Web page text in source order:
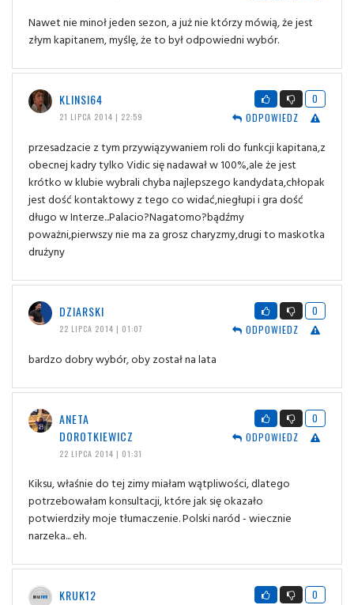
Nawet nie minoł jeden sezon, a już nie którzy mówią, że jest
złym kapitanem, myślę, że to był odpowiedni wybór.
KLINSI64
21 LIPCA 2014 | 22:59
0
ODPOWIEDZ
przesadzacie z tym przywiązywaniem roli do funkcji kapitana,z
obecnej kadry tylko Vidic się nadawał w 100%,ale że jest
krótko w klubie wybrali chyba najlepszego kandydata,chłopak
jest dość kontaktowy z tego co widać,niegłupi i gra dość
długo w Interze...Palacio?Nagatomo?bądźmy
poważni,pierwszy nie ma za grosz charyzmy,drugi to maskotka
drużyny
DZIARSKI
22 LIPCA 2014 | 01:07
0
ODPOWIEDZ
bardzo dobry wybór, oby został na lata
ANETA
DOROTKIEWICZ
22 LIPCA 2014 | 01:31
0
ODPOWIEDZ
Kiksu, właśnie do tej zimy miałam wątpliwości, dlatego
potrzebowałam konsultacji, które jak się okazało
potwierdziły moje tłumaczenie. Polski naród - wiecznie
narzeka... eh.
KRUK12
0